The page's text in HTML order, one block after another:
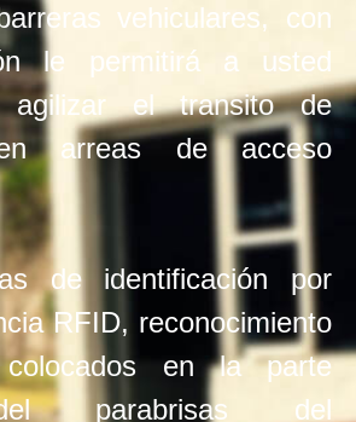
vehiculares, con
le permitirá a usted
agilizar el transito de
arreas de acceso
de identificación por
RFID, reconocimiento
en la parte
parabrisas del